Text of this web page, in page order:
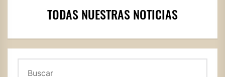
TODAS NUESTRAS NOTICIAS